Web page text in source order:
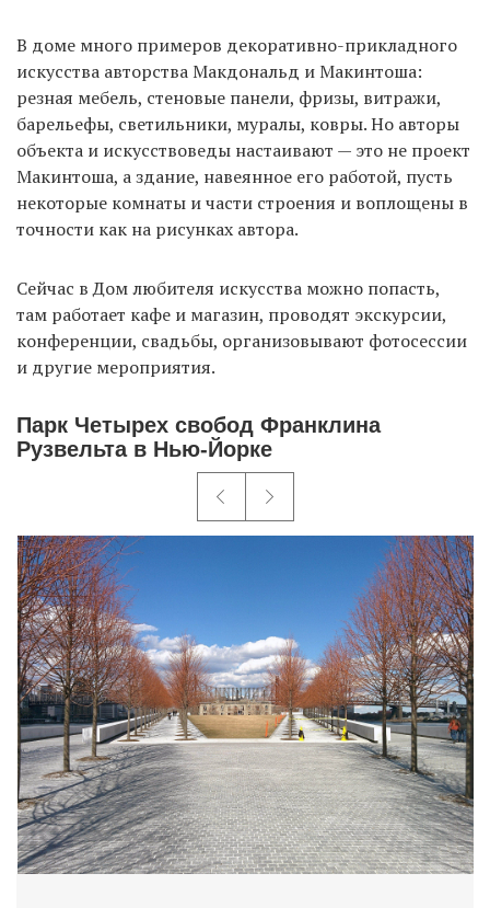
В доме много примеров декоративно-прикладного
искусства авторства Макдональд и Макинтоша:
резная мебель, стеновые панели, фризы, витражи,
барельефы, светильники, муралы, ковры. Но авторы
объекта и искусствоведы настаивают — это не проект
Макинтоша, а здание, навеянное его работой, пусть
некоторые комнаты и части строения и воплощены в
точности как на рисунках автора.
Сейчас в Дом любителя искусства можно попасть,
там работает кафе и магазин, проводят экскурсии,
конференции, свадьбы, организовывают фотосессии
и другие мероприятия.
Парк Четырех свобод Франклина
Рузвельта в Нью-Йорке